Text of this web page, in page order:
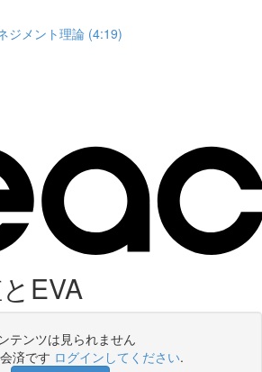
ジメント理論 (4:19)
EVA
テンツは見られません
済です ログインしてください.